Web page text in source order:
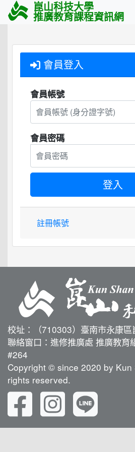
崑山科技大學
推廣教育課程資訊網
會員登入
會員帳號
會員密碼
註冊帳號
校址：（710303）臺南市永康
聯絡窗口：進修推廣處 推廣教
#264
Copyright © since 2020 by Kun
rights reserved.